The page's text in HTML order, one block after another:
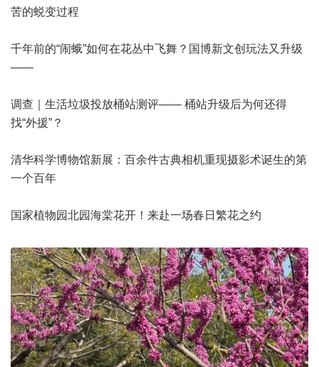
苦的蜕变过程
千年前的“闹蛾”如何在花丛中飞舞？国博新文创玩法又升级
——
调查｜生活垃圾投放桶站测评—— 桶站升级后为何还得
找“外援”？
清华科学博物馆新展：百余件古典相机重现摄影术诞生的第
一个百年
国家植物园北园海棠花开！来赴一场春日繁花之约